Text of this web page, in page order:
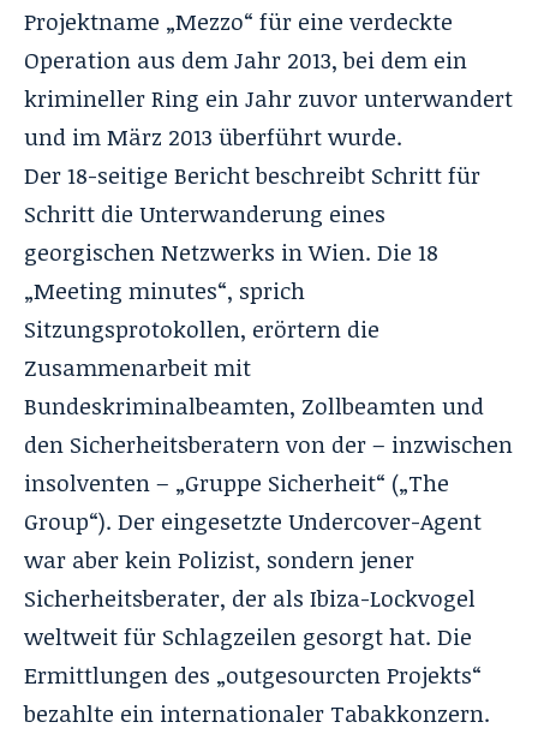
Projektname „Mezzo“ für eine verdeckte
Operation aus dem Jahr 2013, bei dem ein
krimineller Ring ein Jahr zuvor unterwandert
und im März 2013 überführt wurde.
Der 18-seitige Bericht beschreibt Schritt für
Schritt die Unterwanderung eines
georgischen Netzwerks in Wien. Die 18
„Meeting minutes“, sprich
Sitzungsprotokollen, erörtern die
Zusammenarbeit mit
Bundeskriminalbeamten, Zollbeamten und
den Sicherheitsberatern von der – inzwischen
insolventen – „Gruppe Sicherheit“ („The
Group“). Der eingesetzte Undercover-Agent
war aber kein Polizist, sondern jener
Sicherheitsberater, der als Ibiza-Lockvogel
weltweit für Schlagzeilen gesorgt hat. Die
Ermittlungen des „outgesourcten Projekts“
bezahlte ein internationaler Tabakkonzern.